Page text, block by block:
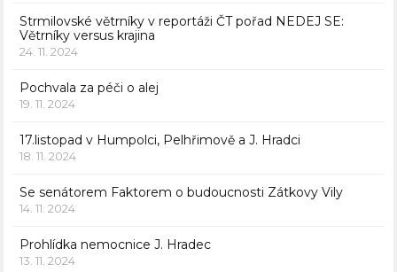
Strmilovské větrníky v reportáži ČT pořad NEDEJ SE:
Větrníky versus krajina
24. 11. 2024
Pochvala za péči o alej
19. 11. 2024
17.listopad v Humpolci, Pelhřimově a J. Hradci
18. 11. 2024
Se senátorem Faktorem o budoucnosti Zátkovy Vily
14. 11. 2024
Prohlídka nemocnice J. Hradec
13. 11. 2024